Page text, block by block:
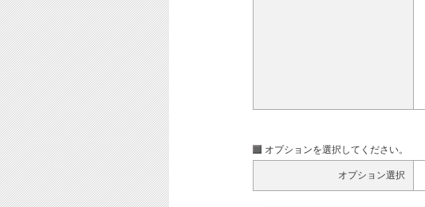
オプションを選択してください。
オプション選択